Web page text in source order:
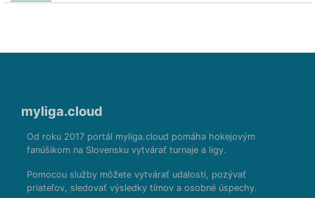
myliga.cloud
Od roku 2017 portál myliga.cloud pomáha hokejovým
fanúšikom na Slovensku vytvárať turnaje a ligy.
Pomocou služby môžete vytvárať udalosti, pozývať
priateľov, sledovať výsledky tímov a osobné úspechy.